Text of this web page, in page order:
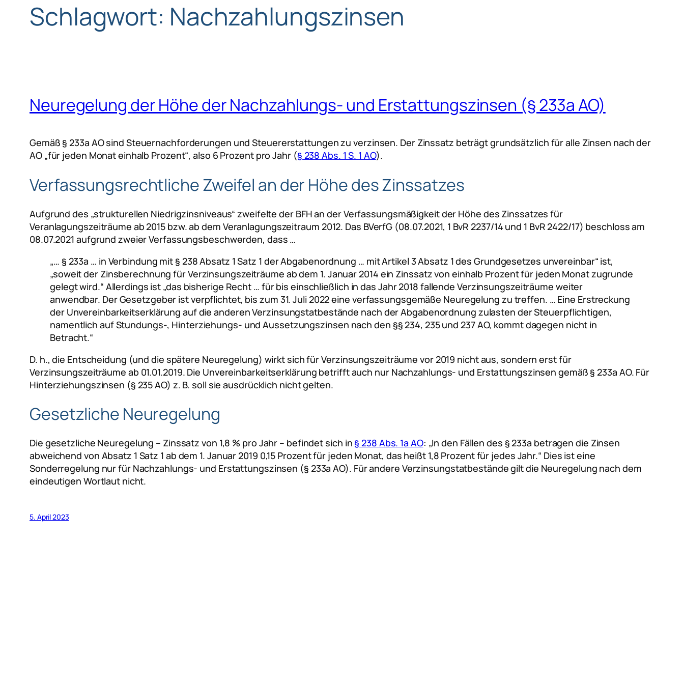
Schlagwort: Nachzahlungszinsen
Neuregelung der Höhe der Nachzahlungs- und Erstattungszinsen (§ 233a AO)
Gemäß § 233a AO sind Steuernachforderungen und Steuererstattungen zu verzinsen. Der Zinssatz beträgt grundsätzlich für alle Zinsen nach der
AO „für jeden Monat einhalb Prozent“, also 6 Prozent pro Jahr (§ 238 Abs. 1 S. 1 AO).
Verfassungsrechtliche Zweifel an der Höhe des Zinssatzes
Aufgrund des „strukturellen Niedrigzinsniveaus“ zweifelte der BFH an der Verfassungsmäßigkeit der Höhe des Zinssatzes für
Veranlagungszeiträume ab 2015 bzw. ab dem Veranlagungszeitraum 2012. Das BVerfG (08.07.2021, 1 BvR 2237/14 und 1 BvR 2422/17) beschloss am
08.07.2021 aufgrund zweier Verfassungsbeschwerden, dass …
„… § 233a … in Verbindung mit § 238 Absatz 1 Satz 1 der Abgabenordnung … mit Artikel 3 Absatz 1 des Grundgesetzes unvereinbar“ ist,
„soweit der Zinsberechnung für Verzinsungszeiträume ab dem 1. Januar 2014 ein Zinssatz von einhalb Prozent für jeden Monat zugrunde
gelegt wird.“ Allerdings ist „das bisherige Recht … für bis einschließlich in das Jahr 2018 fallende Verzinsungszeiträume weiter
anwendbar. Der Gesetzgeber ist verpflichtet, bis zum 31. Juli 2022 eine verfassungsgemäße Neuregelung zu treffen. … Eine Erstreckung
der Unvereinbarkeitserklärung auf die anderen Verzinsungstatbestände nach der Abgabenordnung zulasten der Steuerpflichtigen,
namentlich auf Stundungs-, Hinterziehungs- und Aussetzungszinsen nach den §§ 234, 235 und 237 AO, kommt dagegen nicht in
Betracht.“
D. h., die Entscheidung (und die spätere Neuregelung) wirkt sich für Verzinsungszeiträume vor 2019 nicht aus, sondern erst für
Verzinsungszeiträume ab 01.01.2019. Die Unvereinbarkeitserklärung betrifft auch nur Nachzahlungs- und Erstattungszinsen gemäß § 233a AO. Für
Hinterziehungszinsen (§ 235 AO) z. B. soll sie ausdrücklich nicht gelten.
Gesetzliche Neuregelung
Die gesetzliche Neuregelung – Zinssatz von 1,8 % pro Jahr – befindet sich in§ 238 Abs. 1a AO: „In den Fällen des § 233a betragen die Zinsen
abweichend von Absatz 1 Satz 1 ab dem 1. Januar 2019 0,15 Prozent für jeden Monat, das heißt 1,8 Prozent für jedes Jahr.“ Dies ist eine
Sonderregelung nur für Nachzahlungs- und Erstattungszinsen (§ 233a AO). Für andere Verzinsungstatbestände gilt die Neuregelung nach dem
eindeutigen Wortlaut nicht.
5. April 2023